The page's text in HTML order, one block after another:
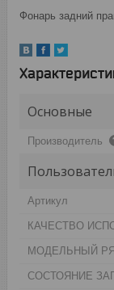
Фонарь задний
Основные
Производитель
Артикул
КАЧЕСТВО
МОДЕЛЬНЫЙ
СОСТОЯНИЕ